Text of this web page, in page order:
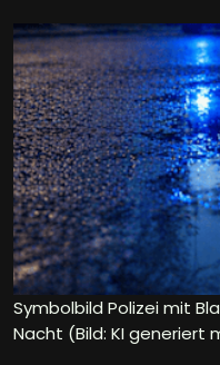
Symbolbild Polizei mit
Nacht (Bild: KI generiert